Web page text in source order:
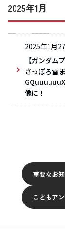
2025年1月
2025年1月
【ガンダム
さっぽろ雪
像に！
重要なお
こどもア